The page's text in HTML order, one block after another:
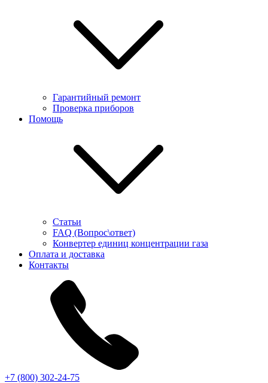
Гарантийный ремонт
Проверка приборов
Помощь
Статьи
FAQ (Вопрос\ответ)
Конвертер единиц концентрации газа
Оплата и доставка
Контакты
+7 (800) 302-24-75